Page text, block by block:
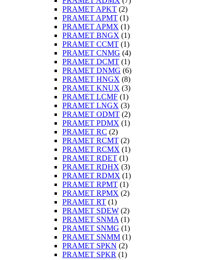
PRAMET APKT (2)
PRAMET APMT (1)
PRAMET APMX (1)
PRAMET BNGX (1)
PRAMET CCMT (1)
PRAMET CNMG (4)
PRAMET DCMT (1)
PRAMET DNMG (6)
PRAMET HNGX (8)
PRAMET KNUX (3)
PRAMET LCMF (1)
PRAMET LNGX (3)
PRAMET ODMT (2)
PRAMET PDMX (1)
PRAMET RC (2)
PRAMET RCMT (2)
PRAMET RCMX (1)
PRAMET RDET (1)
PRAMET RDHX (3)
PRAMET RDMX (1)
PRAMET RPMT (1)
PRAMET RPMX (2)
PRAMET RT (1)
PRAMET SDEW (2)
PRAMET SNMA (1)
PRAMET SNMG (1)
PRAMET SNMM (1)
PRAMET SPKN (2)
PRAMET SPKR (1)